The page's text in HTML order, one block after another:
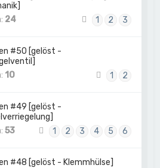
24 1 2 3
#50 [gelöst -
10 1 2
#49 [gelöst -
53 1 2 3 4 5 6
#48 [gelöst - Klemmhülse]